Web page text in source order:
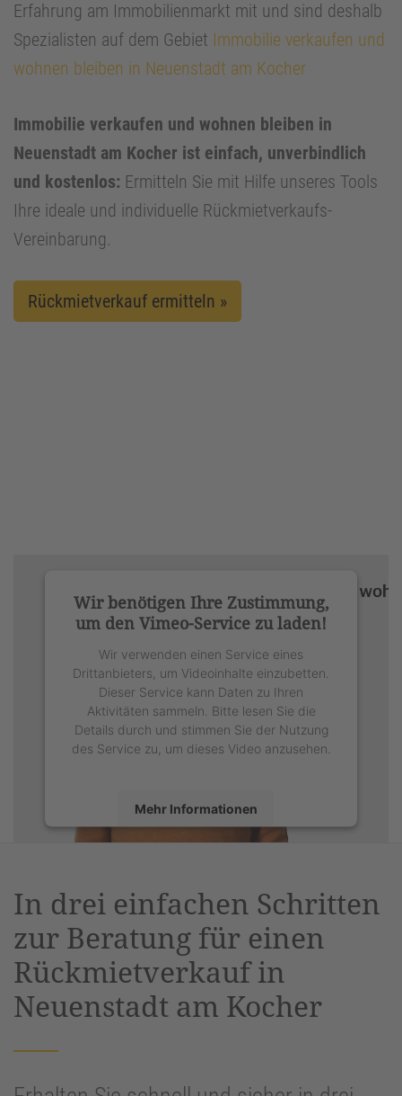
Erfahrung am Immobilienmarkt mit und sind deshalb
Spezialisten auf dem Gebiet Immobilie verkaufen und
wohnen bleiben in Neuenstadt am Kocher
Immobilie verkaufen und wohnen bleiben in
Neuenstadt am Kocher ist einfach, unverbindlich
und kostenlos: Ermitteln Sie mit Hilfe unseres Tools
Ihre ideale und individuelle Rückmietverkaufs-
Vereinbarung.
Rückmietverkauf ermitteln »
Wir benötigen Ihre Zustimmung,
um den Vimeo-Service zu laden!
Wir verwenden einen Service eines
Drittanbieters, um Videoinhalte einzubetten.
Dieser Service kann Daten zu Ihren
Aktivitäten sammeln. Bitte lesen Sie die
Details durch und stimmen Sie der Nutzung
des Service zu, um dieses Video anzusehen.
Mehr Informationen
Management Platform&eRecht24
In drei einfachen Schritten
zur Beratung für einen
Rückmietverkauf in
Neuenstadt am Kocher